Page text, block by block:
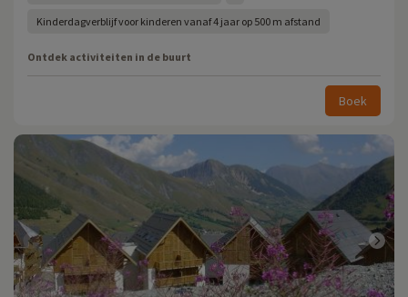
Kinderdagverblijf voor kinderen vanaf 4 jaar op 500 m afstand
Ontdek activiteiten in de buurt
Boek